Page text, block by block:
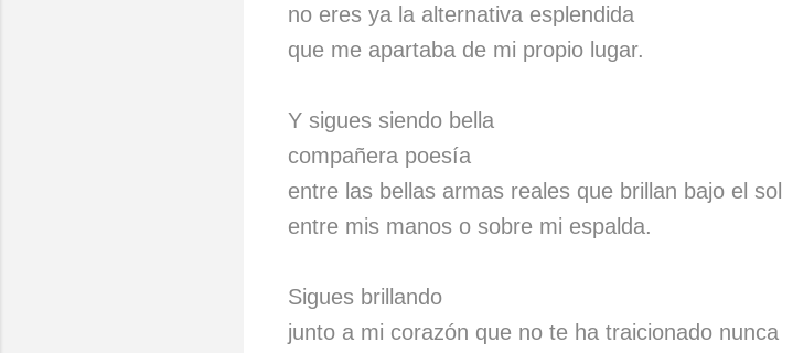
no eres ya la alternativa esplendida
que me apartaba de mi propio lugar.
Y sigues siendo bella
compañera poesía
entre las bellas armas reales que brillan bajo el sol
entre mis manos o sobre mi espalda.
Sigues brillando
junto a mi corazón que no te ha traicionado nunca